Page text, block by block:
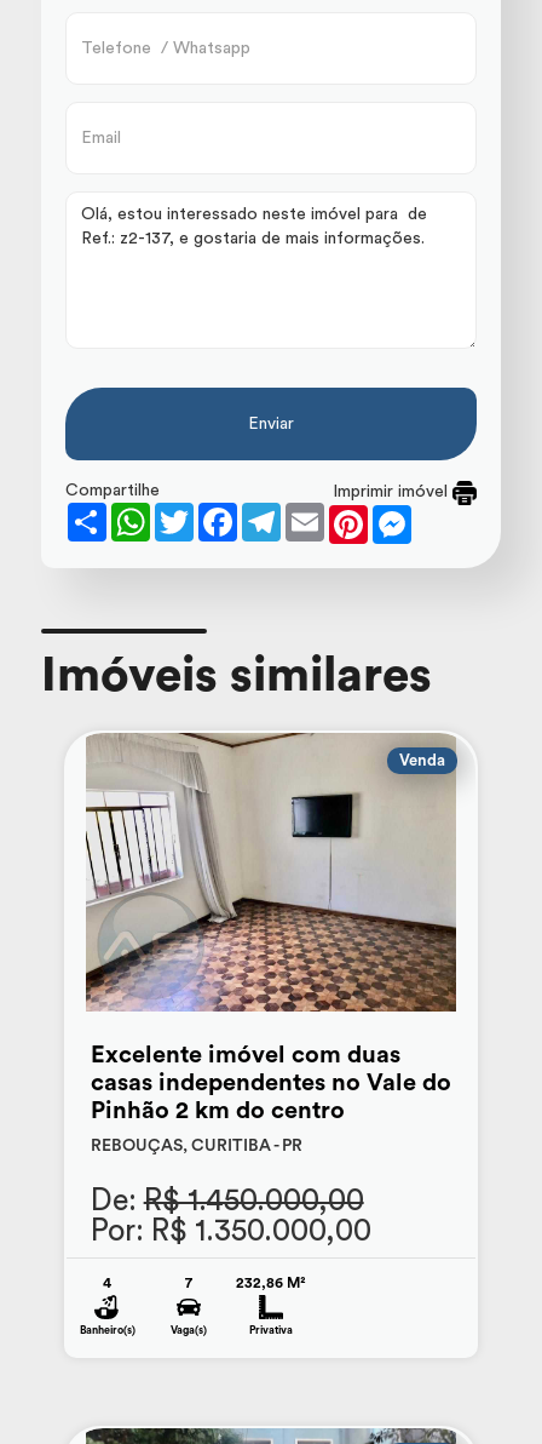
Enviar
Imprimir imóvel
Compartilhe
Share
WhatsApp
TwitterFacebookTelegram
Email Pinterest
Imóveis similares
Venda
Excelente imóvel com duas
casas independentes no Vale do
Pinhão 2 km do centro
REBOUÇAS, CURITIBA - PR
De:R$ 1.450.000,00
Por: R$ 1.350.000,00
4
Banheiro(s)
7
Vaga(s)
232,86 M²
Privativa